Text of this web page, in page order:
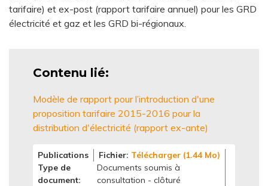
tarifaire) et ex-post (rapport tarifaire annuel) pour les GRD
électricité et gaz et les GRD bi-régionaux.
Contenu lié
Modèle de rapport pour l’introduction d'une
proposition tarifaire 2015-2016 pour la
distribution d'électricité (rapport ex-ante)
Publications Fichier Télécharger (1.44 Mo)
Type de
document
Documents soumis à
consultation - clôturé